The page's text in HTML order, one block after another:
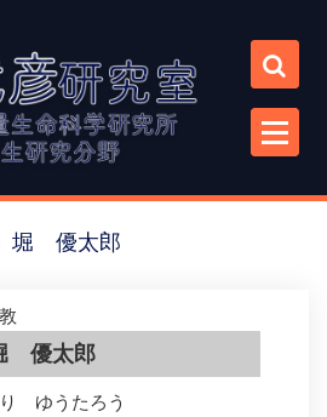
堀 優太郎
優太郎
ゆうたろう